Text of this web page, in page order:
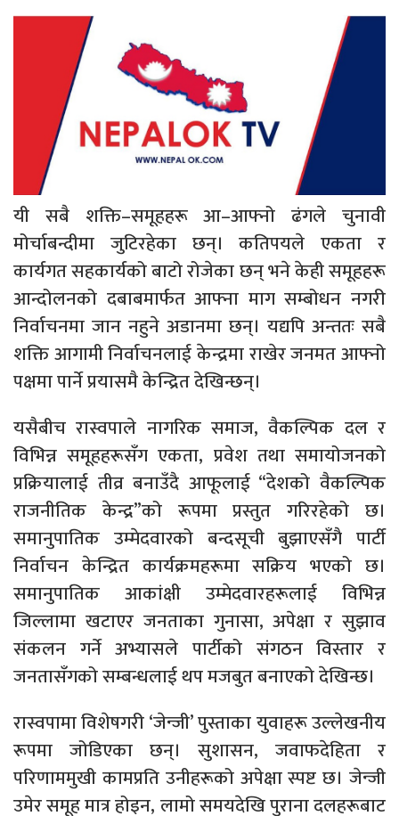
यी सबै शक्ति–समूहहरू आ–आफ्नो ढंगले चुनावी
मोर्चाबन्दीमा जुटिरहेका छन्। कतिपयले एकता र
कार्यगत सहकार्यको बाटो रोजेका छन् भने केही समूहहरू
आन्दोलनको दबाबमार्फत आफ्ना माग सम्बोधन नगरी
निर्वाचनमा जान नहुने अडानमा छन्। यद्यपि अन्ततः सबै
शक्ति आगामी निर्वाचनलाई केन्द्रमा राखेर जनमत आफ्नो
पक्षमा पार्ने प्रयासमै केन्द्रित देखिन्छन्।
यसैबीच रास्वपाले नागरिक समाज, वैकल्पिक दल र
विभिन्न समूहहरूसँग एकता, प्रवेश तथा समायोजनको
प्रक्रियालाई तीव्र बनाउँदै आफूलाई “देशको वैकल्पिक
राजनीतिक केन्द्र”को रूपमा प्रस्तुत गरिरहेको छ।
समानुपातिक उम्मेदवारको बन्दसूची बुझाएसँगै पार्टी
निर्वाचन केन्द्रित कार्यक्रमहरूमा सक्रिय भएको छ।
समानुपातिक आकांक्षी उम्मेदवारहरूलाई विभिन्न
जिल्लामा खटाएर जनताका गुनासा, अपेक्षा र सुझाव
संकलन गर्ने अभ्यासले पार्टीको संगठन विस्तार र
जनतासँगको सम्बन्धलाई थप मजबुत बनाएको देखिन्छ।
रास्वपामा विशेषगरी ‘जेन्जी’ पुस्ताका युवाहरू उल्लेखनीय
रूपमा जोडिएका छन्। सुशासन, जवाफदेहिता र
परिणाममुखी कामप्रति उनीहरूको अपेक्षा स्पष्ट छ। जेन्जी
उमेर समूह मात्र होइन, लामो समयदेखि पुराना दलहरूबाट